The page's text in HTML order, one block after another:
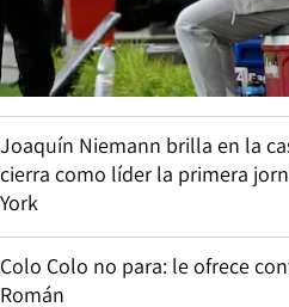
Joaquín Niemann brilla en la
cierra como líder la primera
York
Colo Colo no para: le ofrece
Román